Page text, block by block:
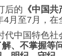
后的 《中国
月至7月，在
代中国特色社
、不掌握等